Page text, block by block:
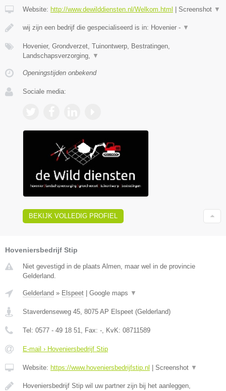
Website: http://www.dewilddiensten.nl/Welkom.html Screenshot ▼
wij zijn een bedrijf die gespecialiseerd is in: Hovenier - ▼
Hovenier, Grondverzet, Tuinontwerp, Bestratingen,
Landschapsverzorging, ▼
Openingstijden onbekend
Sociale media:
BEKIJK VOLLEDIG PROFIEL
Hoveniersbedrijf Stip
Niet gevestigd in de plaats Almen, maar wel in de provincie
Gelderland.
Gelderland » Elspeet Google maps ▼
Staverdenseweg 45, 8075 AP Elspeet (Gelderland)
Tel: 0577 - 49 18 51, Fax: -, KvK: 08711589
E-mail › Hoveniersbedrijf Stip
Website: https://www.hoveniersbedrijfstip.nl Screenshot ▼
Hoveniersbedrijf Stip wil uw partner zijn bij het aanleggen,